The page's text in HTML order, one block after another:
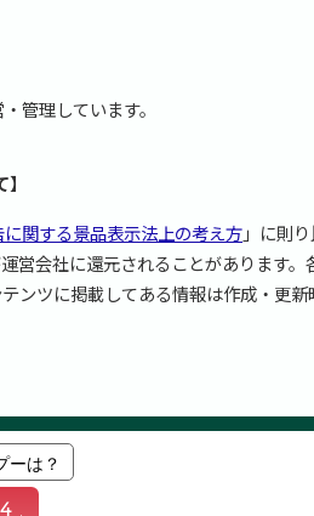
管理しています。
に関する景品表示法上の考え方」に則
営会社に還元されることがあります
ンツに掲載してある情報は作成・更
ーは？